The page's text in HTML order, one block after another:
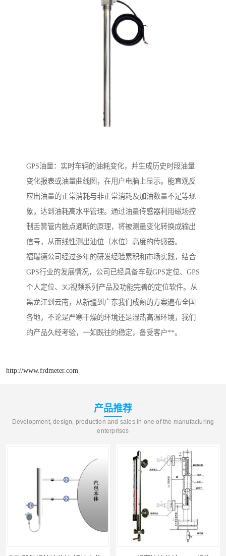
GPS油量：实时车辆的油耗变化，并生成历史时段油量
变化报表或油量曲线图，在用户电脑上显示。能直观反
应出油量的正常消耗与非正常消耗及加油数量不足等现
象，达到油耗高水平管理。通过油量传感器利用磁场控
制舌簧管内触点通断的原理，将被测量变化转换成输出
信号，从而线性测出油位（水位）高度的传感器。
福瑞德公司经过多年的研发经验累积和市场实践，结合
GPS行业的发展情况，公司已经具备车载GPS定位、GPS
个人定位、3G视频系列产品及功能完善的定位软件。从
黑龙江到云南，从新疆到广东我们成熟的方案遍布全国
各地，不论是严寒干燥的环境还是湿热高温环境，我们
的产品久经考验，一如既往的稳定，备受客户**。
http://www.frdmeter.com
产品推荐
Development, design, production and sales in one of the manufacturing
enterprises